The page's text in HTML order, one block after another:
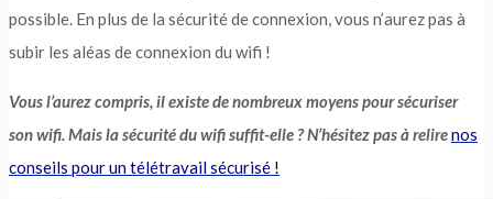
possible. En plus de la sécurité de connexion, vous n’aurez pas à
subir les aléas de connexion du wifi !
Vous l’aurez compris, il existe de nombreux moyens pour sécuriser
son wifi. Mais la sécurité du wifi suffit-elle ? N’hésitez pas à relirenos
conseils pour un télétravail sécurisé !